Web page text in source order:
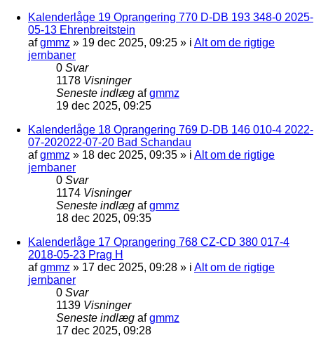
Kalenderlåge 19 Oprangering 770 D-DB 193 348-0 2025-
05-13 Ehrenbreitstein
afgmmz » 19 dec 2025, 09:25 » i Alt om de rigtige
jernbaner
0 Svar
1178 Visninger
Seneste indlæg afgmmz
19 dec 2025, 09:25
Kalenderlåge 18 Oprangering 769 D-DB 146 010-4 2022-
07-202022-07-20 Bad Schandau
afgmmz » 18 dec 2025, 09:35 » i Alt om de rigtige
jernbaner
0 Svar
1174 Visninger
Seneste indlæg afgmmz
18 dec 2025, 09:35
Kalenderlåge 17 Oprangering 768 CZ-CD 380 017-4
2018-05-23 Prag H
afgmmz » 17 dec 2025, 09:28 » i Alt om de rigtige
jernbaner
0 Svar
1139 Visninger
Seneste indlæg afgmmz
17 dec 2025, 09:28